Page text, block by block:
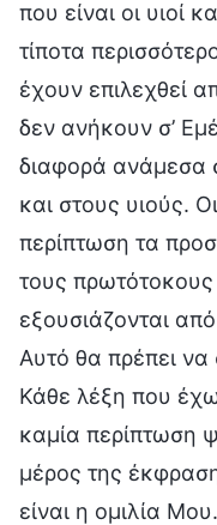
που είναι οι υιοί
τίποτα
έχουν επιλεχθεί
δεν ανήκουν σ’
διαφορά ανάμεσα
και στους υιούς.
περίπτωση τα
τους πρωτότοκους
εξουσιάζονται
Αυτό θα πρέπει να
Κάθε λέξη που έχω
καμία περίπτωση
μέρος της
είναι η ομιλία Μου.